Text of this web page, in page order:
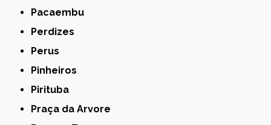
Pacaembu
Perdizes
Perus
Pinheiros
Pirituba
Praça da Arvore